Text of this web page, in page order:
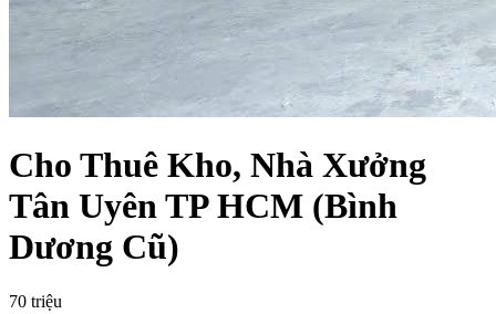
Cho Thuê Kho, Nhà Xưởng
Tân Uyên TP HCM (Bình
Dương Cũ)
70 triệu